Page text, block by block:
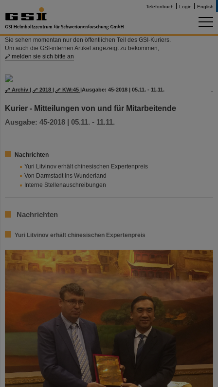
Telefonbuch Login English
Sie sehen momentan nur den öffentlichen Teil des GSI-Kuriers.
Um auch die GSI-internen Artikel angezeigt zu bekommen,
melden sie sich bitte an
Archiv | 2018 | KW:45 |Ausgabe: 45-2018 | 05.11. - 11.11.
Kurier - Mitteilungen von und für Mitarbeitende
Ausgabe: 45-2018 | 05.11. - 11.11.
Nachrichten
Yuri Litvinov erhält chinesischen Expertenpreis
Von Darmstadt ins Wunderland
Interne Stellenauschreibungen
Nachrichten
Yuri Litvinov erhält chinesischen Expertenpreis